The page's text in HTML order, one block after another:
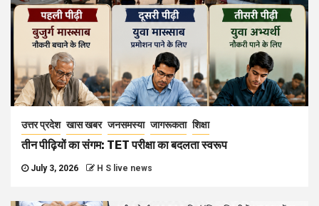
उत्तर प्रदेश खास खबर जनसमस्या जागरूकता शिक्षा
तीन पीढ़ियों का संगम: TET परीक्षा का बदलता स्वरूप
July 3, 2026 H S live news